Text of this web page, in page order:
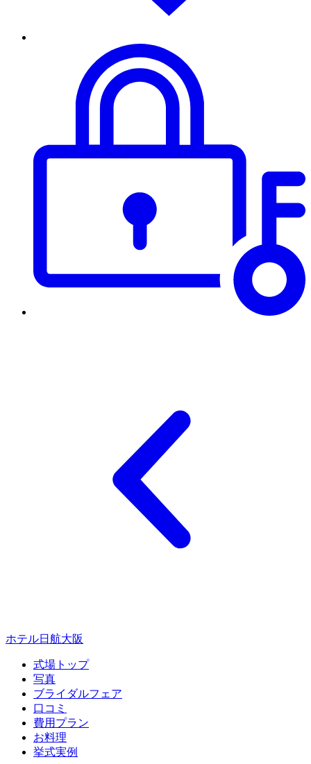
ホテル日航大阪
式場トップ
写真
ブライダルフェア
口コミ
費用プラン
お料理
挙式実例